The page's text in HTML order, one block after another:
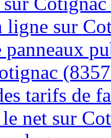
ligne sur
tarifs de
net sur